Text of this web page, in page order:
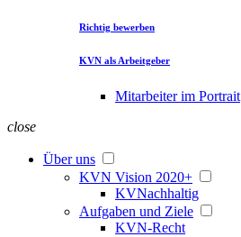
Richtig bewerben
KVN als Arbeitgeber
Mitarbeiter im Portrait
close
Über uns
KVN Vision 2020+
KVNachhaltig
Aufgaben und Ziele
KVN-Recht